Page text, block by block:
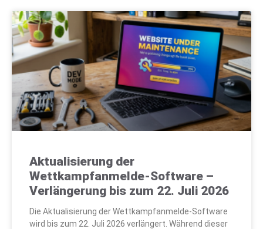
Aktualisierung der
Wettkampfanmelde-Software –
Verlängerung bis zum 22. Juli 2026
Die Aktualisierung der Wettkampfanmelde-Software
wird bis zum 22. Juli 2026 verlängert. Während dieser